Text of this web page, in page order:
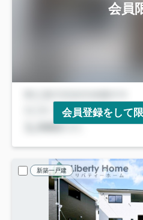
会員
会員登録をして
新築一戸建